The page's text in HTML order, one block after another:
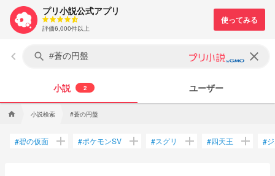
プリ小説公式アプリ
評価6,000件以上
keyboard_arrow_left search clear
小説 2 ユーザー
home 小説検索 #蒼の円盤
#碧の仮面 add #ポケモンSV add #スグリ add #四天王 add #